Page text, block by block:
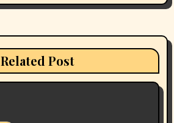
Related Post